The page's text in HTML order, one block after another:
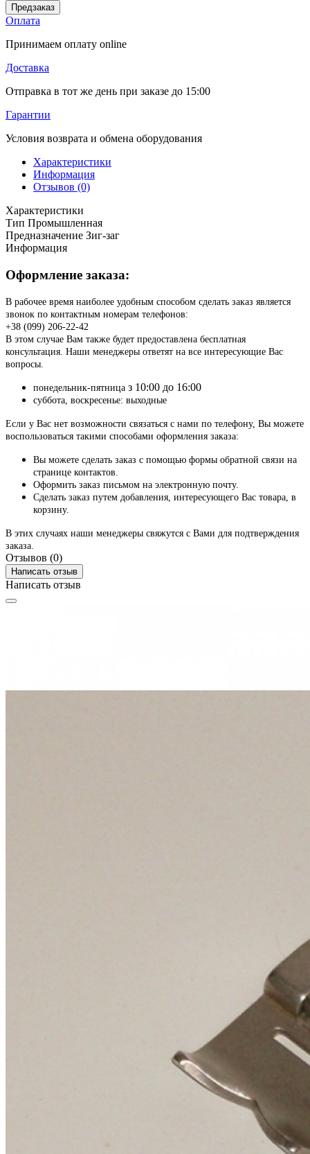
Предзаказ
Оплата
Принимаем оплату online
Доставка
Отправка в тот же день при заказе до 15:00
Гарантии
Условия возврата и обмена оборудования
Характеристики
Информация
Отзывов (0)
Характеристики
Тип Промышленная
Предназначение Зиг-заг
Информация
Оформление заказа:
В рабочее время наиболее удобным способом сделать заказ является
звонок по контактным номерам телефонов:
+38 (099) 206-22-42
В этом случае Вам также будет предоставлена бесплатная
консультация. Наши менеджеры ответят на все интересующие Вас
вопросы.
понедельник-пятница з 10:00 до 16:00
суббота, воскресенье: выходные
Если у Вас нет возможности связаться с нами по телефону, Вы можете
воспользоваться такими способами оформления заказа:
Вы можете сделать заказ с помощью формы обратной связи на
странице контактов.
Оформить заказ письмом на электронную почту.
Сделать заказ путем добавления, интересующего Вас товара, в
корзину.
В этих случаях наши менеджеры свяжутся с Вами для подтверждения
заказа.
Отзывов (0)
Написать отзыв
Написать отзыв